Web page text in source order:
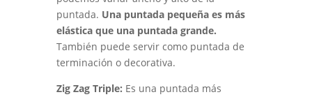
puntada. Una puntada pequeña es más
elástica que una puntada grande.
También puede servir como puntada de
terminación o decorativa.
Zig Zag Triple: Es una puntada más